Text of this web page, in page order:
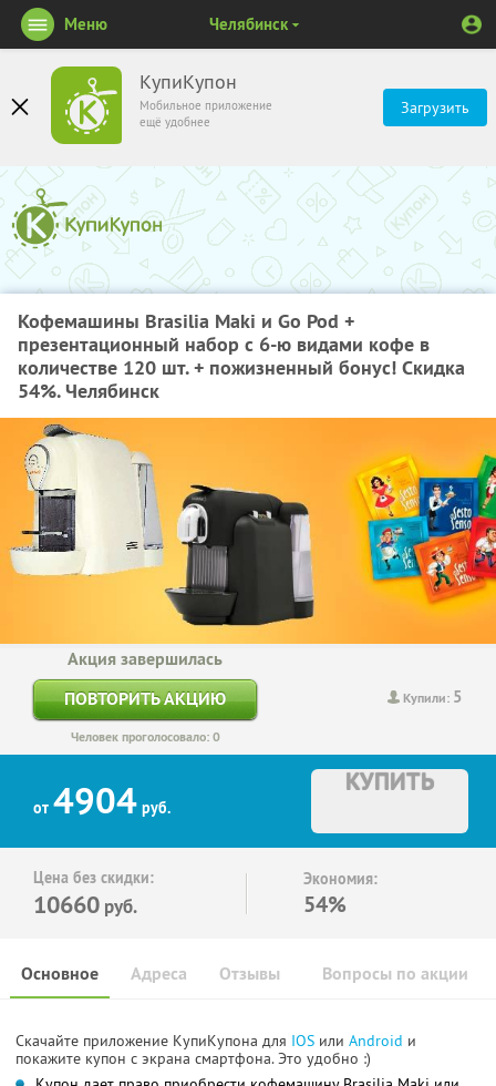
КупиКупон
Мобильное приложение
ещё удобнее
Загрузить
Меню Челябинск
Кофемашины Brasilia Maki и Go Pod +
презентационный набор с 6-ю видами кофе в
количестве 120 шт. + пожизненный бонус! Скидка
54%. Челябинск
Купили: 5
Акция завершилась
ПОВТОРИТЬ АКЦИЮ
Человек проголосовало: 0
от 4904 руб.
КУПИТЬ
Цена без скидки:
10660 руб.
Экономия:
54%
Основное Отзывы Вопросы по акции
Адреса
Скачайте приложение КупиКупона для IOS или Android и
покажите купон с экрана смартфона. Это удобно :)